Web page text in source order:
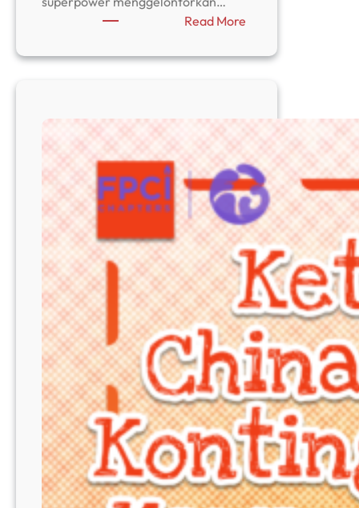
Read More
Maut
Pasir:
Kegagalan
Distribusi
Senjata
Global
dan
Blunder
Kebijakan
Luar
Negeri
Amerika
Serikat
di
Afghanistan”